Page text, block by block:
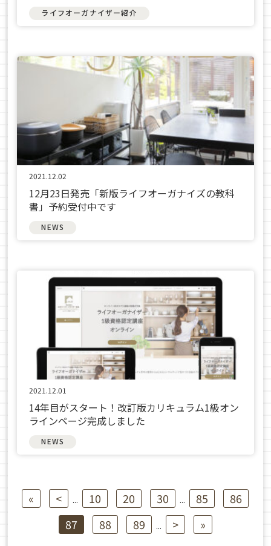
ライフオーガナイザー紹介
2021.12.02
12月23日発売「新版ライフオーガナイズの教科
書」予約受付中です
NEWS
2021.12.01
14年目がスタート！改訂版カリキュラム1級オン
ラインページ完成しました
NEWS
« < ... 10 20 30 ... 85
86
87
88 89 ... > »